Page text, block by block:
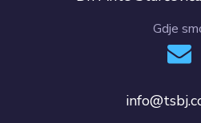
Gdje